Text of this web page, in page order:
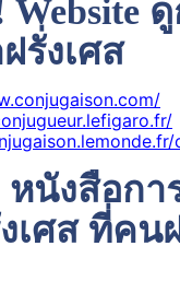
Website
รั่งเศส
นังสือกา
เศส ที่คน